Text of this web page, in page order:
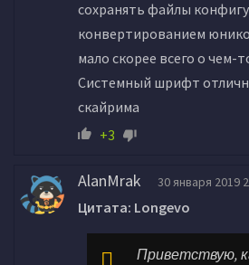
сохранять файлы
конвертированием
мало скорее всего о чем-
Системный шрифт
скайрима
+3
AlanMrak 30 января 2019
Цитата: Longevo
Приветствую,